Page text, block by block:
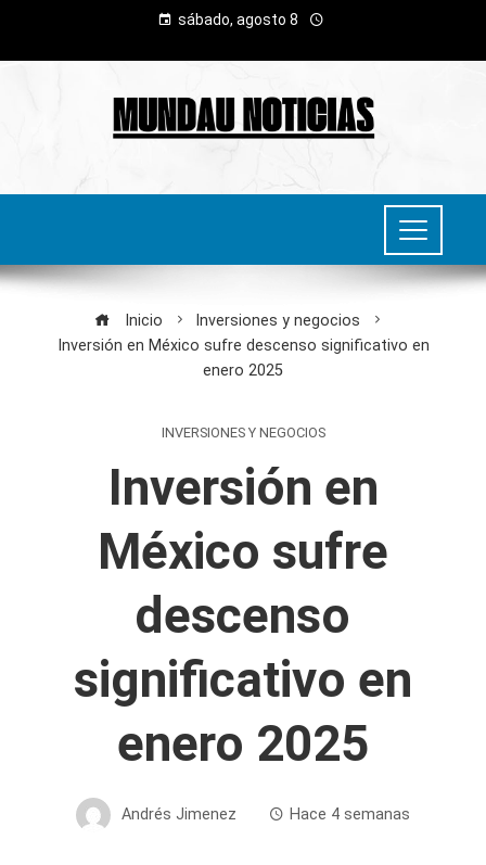
sábado, agosto 8
Inicio
Inversiones y negocios
Inversión en México sufre descenso significativo en
enero 2025
INVERSIONES Y NEGOCIOS
Inversión en
México sufre
descenso
significativo en
enero 2025
Andrés Jimenez Hace 4 semanas